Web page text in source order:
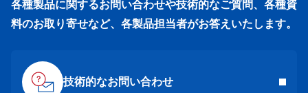
各種製品に関するお問い合わせや技術的なご質問、各種資
料のお取り寄せなど、各製品担当者がお答えいたします。
技術的なお問い合わせ